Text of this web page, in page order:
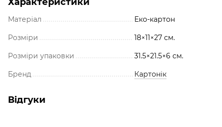
Матеріал Еко-картон
Розміри 18×11×27 см.
Розміри упаковки 31.5×21.5×6 см.
Бренд Картонік
Відгуки